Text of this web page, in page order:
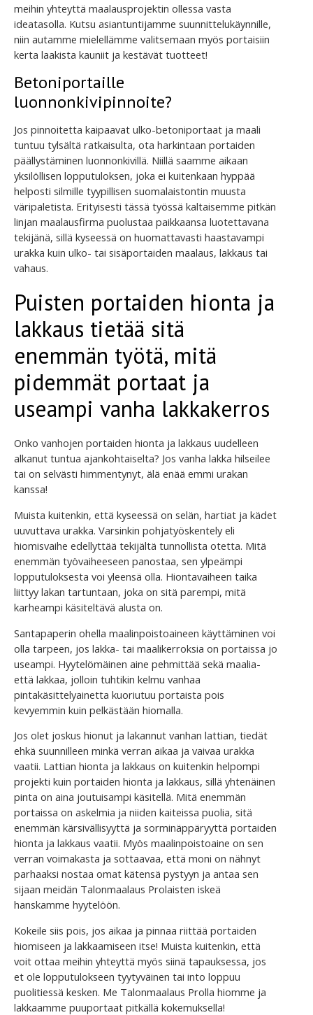
meihin yhteyttä maalausprojektin ollessa vasta
ideatasolla. Kutsu asiantuntijamme suunnittelukäynnille,
niin autamme mielellämme valitsemaan myös portaisiin
kerta laakista kauniit ja kestävät tuotteet!
Betoniportaille
luonnonkivipinnoite?
Jos pinnoitetta kaipaavat ulko-betoniportaat ja maali
tuntuu tylsältä ratkaisulta, ota harkintaan portaiden
päällystäminen luonnonkivillä. Niillä saamme aikaan
yksilöllisen lopputuloksen, joka ei kuitenkaan hyppää
helposti silmille tyypillisen suomalaistontin muusta
väripaletista. Erityisesti tässä työssä kaltaisemme pitkän
linjan maalausfirma puolustaa paikkaansa luotettavana
tekijänä, sillä kyseessä on huomattavasti haastavampi
urakka kuin ulko- tai sisäportaiden maalaus, lakkaus tai
vahaus.
Puisten portaiden hionta ja
lakkaus tietää sitä
enemmän työtä, mitä
pidemmät portaat ja
useampi vanha lakkakerros
Onko vanhojen portaiden hionta ja lakkaus uudelleen
alkanut tuntua ajankohtaiselta? Jos vanha lakka hilseilee
tai on selvästi himmentynyt, älä enää emmi urakan
kanssa!
Muista kuitenkin, että kyseessä on selän, hartiat ja kädet
uuvuttava urakka. Varsinkin pohjatyöskentely eli
hiomisvaihe edellyttää tekijältä tunnollista otetta. Mitä
enemmän työvaiheeseen panostaa, sen ylpeämpi
lopputuloksesta voi yleensä olla. Hiontavaiheen taika
liittyy lakan tartuntaan, joka on sitä parempi, mitä
karheampi käsiteltävä alusta on.
Santapaperin ohella maalinpoistoaineen käyttäminen voi
olla tarpeen, jos lakka- tai maalikerroksia on portaissa jo
useampi. Hyytelömäinen aine pehmittää sekä maalia-
että lakkaa, jolloin tuhtikin kelmu vanhaa
pintakäsittelyainetta kuoriutuu portaista pois
kevyemmin kuin pelkästään hiomalla.
Jos olet joskus hionut ja lakannut vanhan lattian, tiedät
ehkä suunnilleen minkä verran aikaa ja vaivaa urakka
vaatii. Lattian hionta ja lakkaus on kuitenkin helpompi
projekti kuin portaiden hionta ja lakkaus, sillä yhtenäinen
pinta on aina joutuisampi käsitellä. Mitä enemmän
portaissa on askelmia ja niiden kaiteissa puolia, sitä
enemmän kärsivällisyyttä ja sorminäppäryyttä portaiden
hionta ja lakkaus vaatii. Myös maalinpoistoaine on sen
verran voimakasta ja sottaavaa, että moni on nähnyt
parhaaksi nostaa omat kätensä pystyyn ja antaa sen
sijaan meidän Talonmaalaus Prolaisten iskeä
hanskamme hyytelöön.
Kokeile siis pois, jos aikaa ja pinnaa riittää portaiden
hiomiseen ja lakkaamiseen itse! Muista kuitenkin, että
voit ottaa meihin yhteyttä myös siinä tapauksessa, jos
et ole lopputulokseen tyytyväinen tai into loppuu
puolitiessä kesken. Me Talonmaalaus Prolla hiomme ja
lakkaamme puuportaat pitkällä kokemuksella!